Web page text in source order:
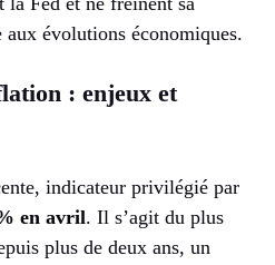
aux évolutions économiques.
: enjeux et
indicateur privilégié par
en avril. Il s’agit du plus
plus de deux ans, un